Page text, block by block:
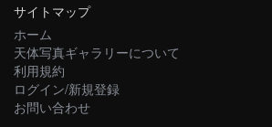
サイトマップ
ホーム
天体写真ギャラリーについて
利用規約
ログイン/新規登録
お問い合わせ